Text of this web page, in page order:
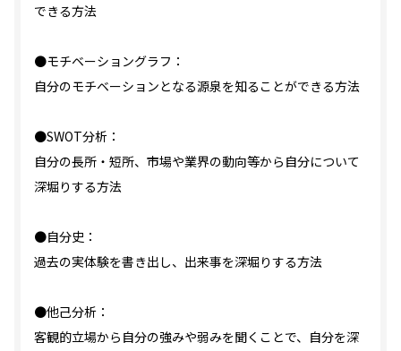
できる方法
●モチベーショングラフ：
自分のモチベーションとなる源泉を知ることができる方法
●SWOT分析：
自分の長所・短所、市場や業界の動向等から自分について
深堀りする方法
●自分史：
過去の実体験を書き出し、出来事を深堀りする方法
●他己分析：
客観的立場から自分の強みや弱みを聞くことで、自分を深